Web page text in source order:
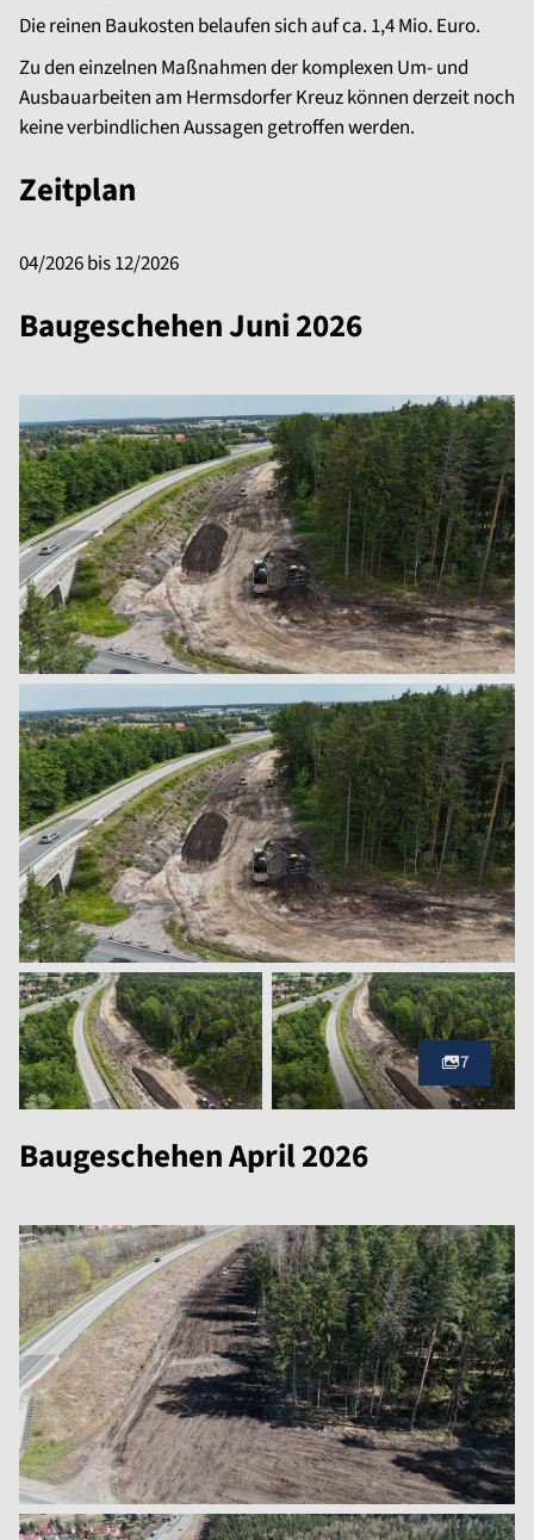
Die reinen Baukosten belaufen sich auf ca. 1,4 Mio. Euro.
Zu den einzelnen Maßnahmen der komplexen Um- und
Ausbauarbeiten am Hermsdorfer Kreuz können derzeit noch
keine verbindlichen Aussagen getroffen werden.
Zeitplan
04/2026 bis 12/2026
Baugeschehen Juni 2026
7
Baugeschehen April 2026